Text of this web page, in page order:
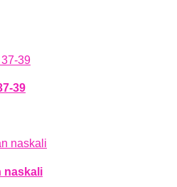
39
naskali